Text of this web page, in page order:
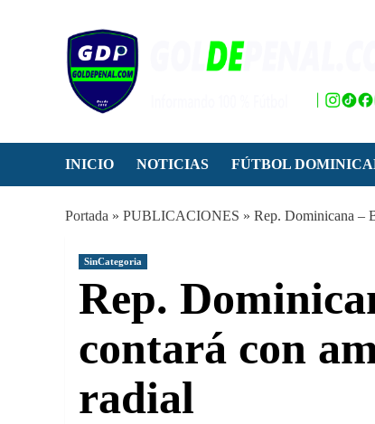
INICIO NOTICIAS FÚTBOL
Portada » PUBLICACIONES » Rep. Dominicana –
SinCategoria
Rep.
contará con
radial